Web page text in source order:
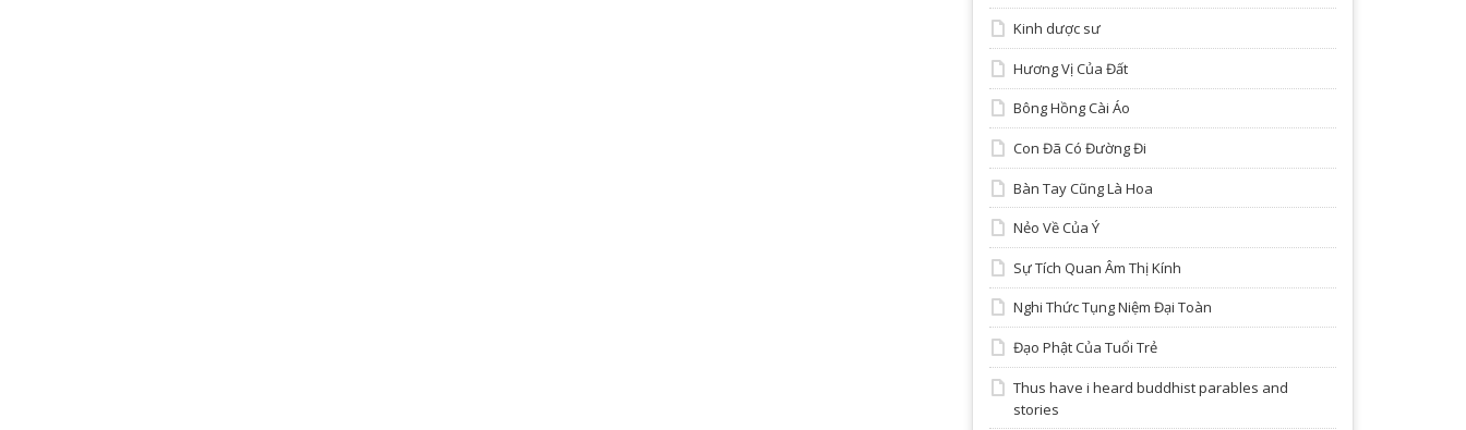
Kinh dược sư
Hương Vị Của Đất
Bông Hồng Cài Áo
Con Đã Có Đường Đi
Bàn Tay Cũng Là Hoa
Nẻo Về Của Ý
Sự Tích Quan Âm Thị Kính
Nghi Thức Tụng Niệm Đại Toàn
Đạo Phật Của Tuổi Trẻ
Thus have i heard buddhist parables and
stories